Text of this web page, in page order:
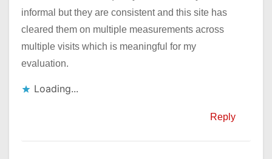
informal but they are consistent and this site has
cleared them on multiple measurements across
multiple visits which is meaningful for my
evaluation.
Loading...
Reply